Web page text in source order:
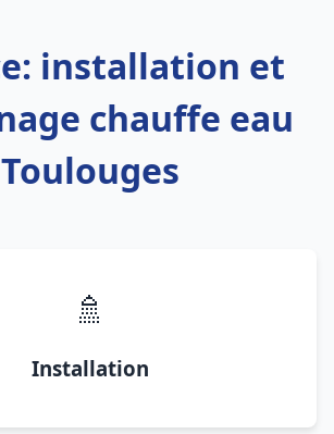
installation et
chauffe eau
Toulouges
🚿
Installation